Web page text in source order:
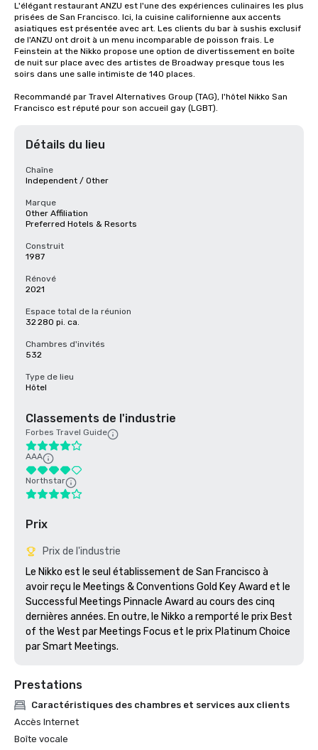
L'élégant restaurant ANZU est l'une des expériences culinaires les plus
prisées de San Francisco. Ici, la cuisine californienne aux accents
asiatiques est présentée avec art. Les clients du bar à sushis exclusif
de l'ANZU ont droit à un menu incomparable de poisson frais. Le
Feinstein at the Nikko propose une option de divertissement en boîte
de nuit sur place avec des artistes de Broadway presque tous les
soirs dans une salle intimiste de 140 places.
Recommandé par Travel Alternatives Group (TAG), l'hôtel Nikko San
Francisco est réputé pour son accueil gay (LGBT).
Détails du lieu
Chaîne
Independent / Other
Marque
Other Affiliation
Preferred Hotels & Resorts
Construit
1987
Rénové
2021
Espace total de la réunion
32 280 pi. ca.
Chambres d'invités
532
Type de lieu
Hôtel
Classements de l'industrie
Forbes Travel Guide
AAA
Northstar
Prix
Prix de l'industrie
Le Nikko est le seul établissement de San Francisco à
avoir reçu le Meetings & Conventions Gold Key Award et le
Successful Meetings Pinnacle Award au cours des cinq
dernières années. En outre, le Nikko a remporté le prix Best
of the West par Meetings Focus et le prix Platinum Choice
par Smart Meetings.
Prestations
Caractéristiques des chambres et services aux clients
Accès Internet
Boîte vocale